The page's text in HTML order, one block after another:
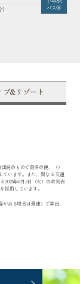
ブ&リゾート
発のもので最多の便、（）
ています。また、異なる交通
2025年6月3日（火）の時刻表
採用しています。
ある場合は最速）で算出、